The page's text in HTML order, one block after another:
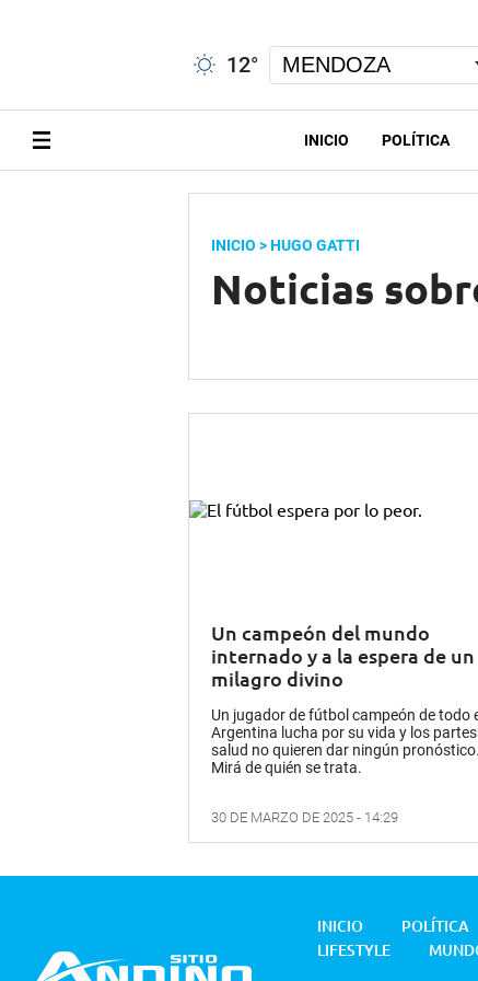
12°
INICIO POLÍTICA
INICIO > HUGO GATTI
Noticias
Un campeón del mundo
internado y a la espera de un
milagro divino
Un jugador de fútbol campeón de todo
Argentina lucha por su vida y los
salud no quieren dar ningún pronóstico.
Mirá de quién se trata.
30 DE MARZO DE 2025 - 14:29
INICIO POLÍTICA
LIFESTYLE